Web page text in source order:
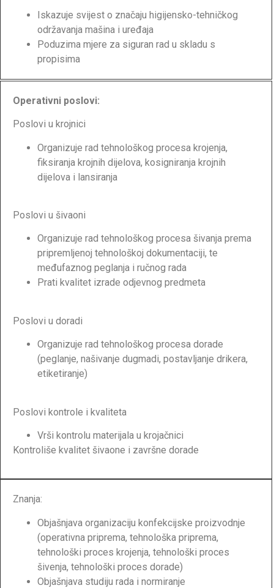
Iskazuje svijest o značaju higijensko-tehničkog
održavanja mašina i uređaja
Poduzima mjere za siguran rad u skladu s
propisima
Operativni poslovi:
Poslovi u krojnici
Organizuje rad tehnološkog procesa krojenja,
fiksiranja krojnih dijelova, kosigniranja krojnih
dijelova i lansiranja
Poslovi u šivaoni
Organizuje rad tehnološkog procesa šivanja prema
pripremljenoj tehnološkoj dokumentaciji, te
međufaznog peglanja i ručnog rada
Prati kvalitet izrade odjevnog predmeta
Poslovi u doradi
Organizuje rad tehnološkog procesa dorade
(peglanje, našivanje dugmadi, postavljanje drikera,
etiketiranje)
Poslovi kontrole i kvaliteta
Vrši kontrolu materijala u krojačnici
Kontroliše kvalitet šivaone i završne dorade
Znanja:
Objašnjava organizaciju konfekcijske proizvodnje
(operativna priprema, tehnološka priprema,
tehnološki proces krojenja, tehnološki proces
šivenja, tehnološki proces dorade)
Objašnjava studiju rada i normiranje